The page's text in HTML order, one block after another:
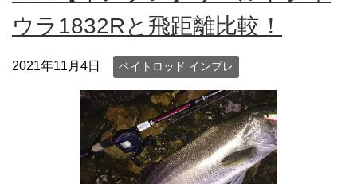
ウラ1832Rと飛距離比較！
2021年11月4日 ベイトロッド インプレ